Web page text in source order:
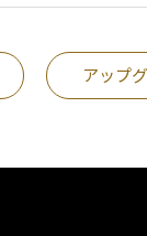
アップ